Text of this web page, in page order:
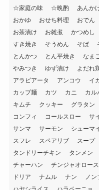
☆家庭の味
☆晩酌 あんか
おかゆ
おせち料理 おでん
お茶漬け
お雑煮 かつめし
すき焼き
そうめん そば
とんかつ
とん平焼き なまこ
やみつき
ゆず漬け よだれ
アラビアータ
アンコウ イ
カップ麺
カツ カニ カル
キムチ
クッキー グラタン
コンフィ
コールスロー サ
サンマ
サーモン シューマ
スフレ
スペアリブ スープ
タンドリーチキン
タンメン
チャーハン
チンジャオロース
ドリア
ナムル ナン ノ